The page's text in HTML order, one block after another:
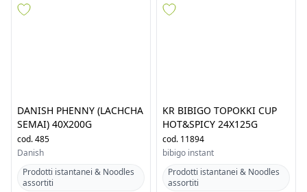
DANISH PHENNY (LACHCHA
SEMAI) 40X200G
cod.485
Danish
Prodotti istantanei & Noodles
assortiti
KR BIBIGO TOPOKKI CUP
HOT&SPICY 24X125G
cod. 11894
bibigo instant
Prodotti istantanei & Noodles
assortiti